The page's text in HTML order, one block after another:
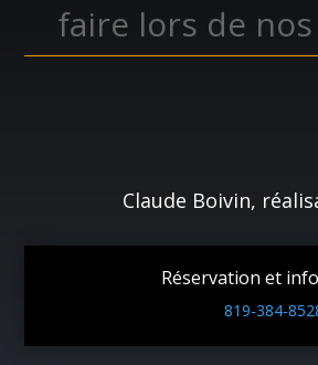
faire lors de nos
Claude Boivin,
Réservation et
819-384-